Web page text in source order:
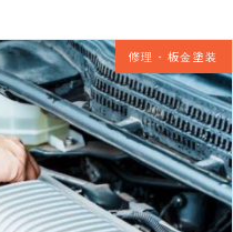
修理・板金塗装